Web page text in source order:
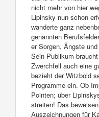
nicht mehr von hier
Lipinsky nun schon
wanderte ganz
genannten
er Sorgen, Ängste
Sein Publikum
Zwerchfell auch eine
bezieht der Witzbold
Programme ein. Ob
Pointen; über
streiten! Das
Auszeichnungen für